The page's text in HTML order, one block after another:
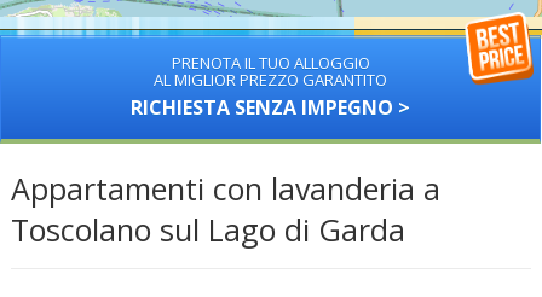
PRENOTA IL TUO ALLOGGIO
AL MIGLIOR PREZZO GARANTITO
RICHIESTA SENZA IMPEGNO >
Appartamenti con lavanderia a
Toscolano sul Lago di Garda